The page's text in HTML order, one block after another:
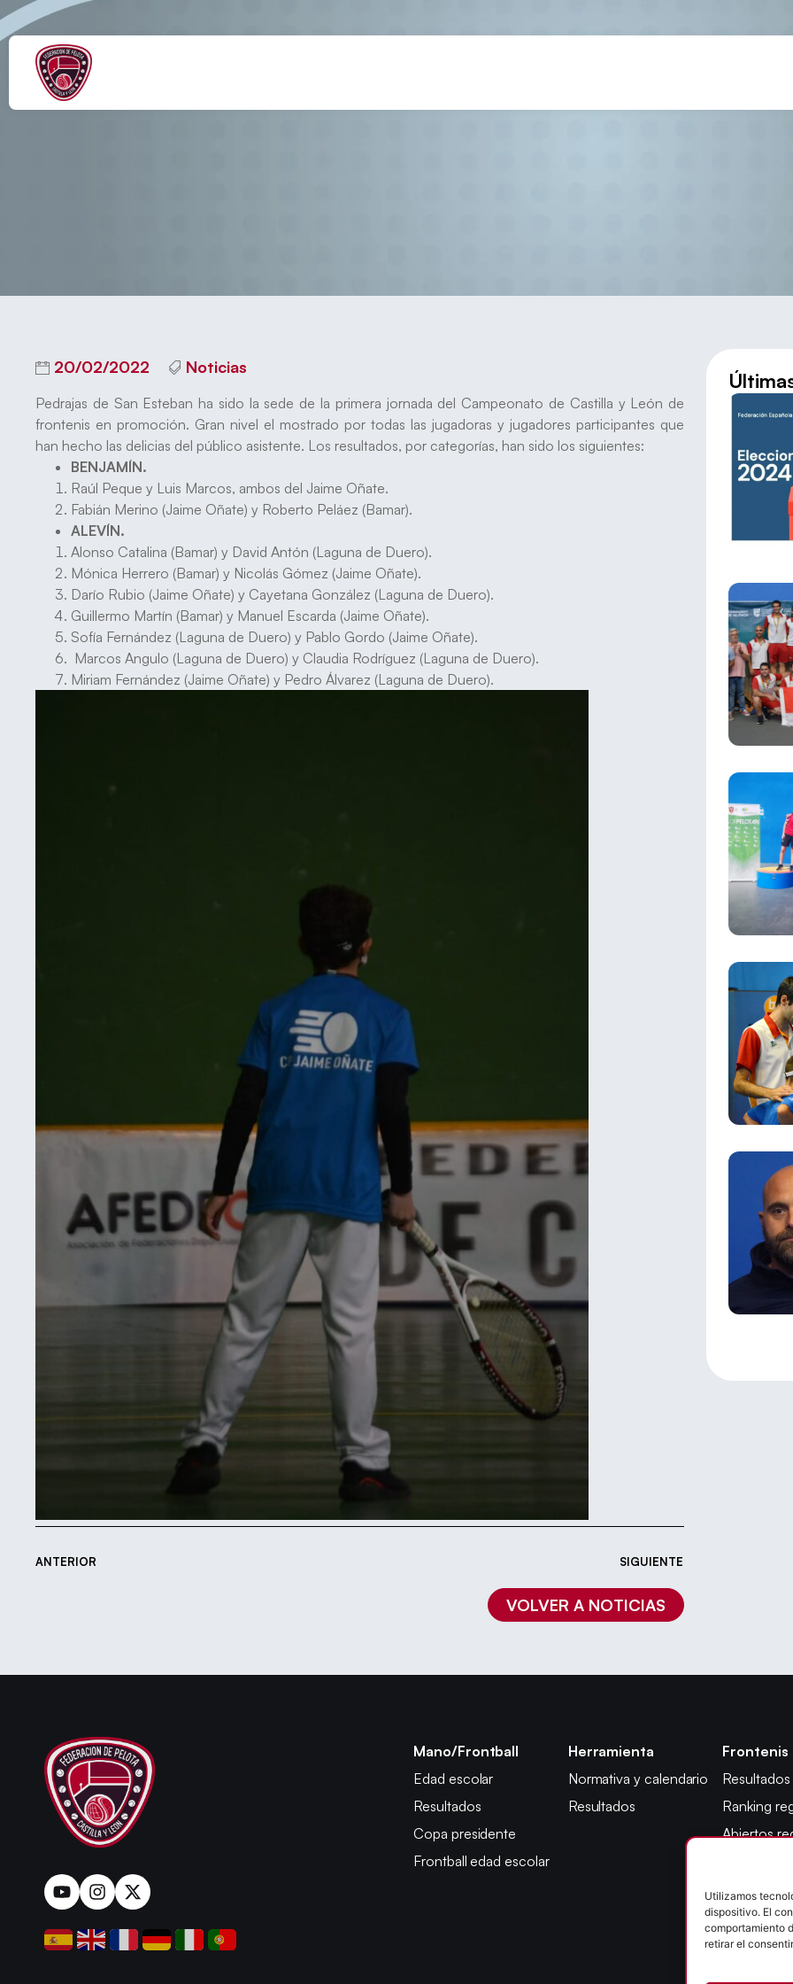
Utilizamos
dispositivo. El
comportamiento
retirar el
20/02/2022 Noticias
Pedrajas de San Esteban ha sido la sede de la primera jornada del Campeonato de Castilla y León de
frontenis en promoción. Gran nivel el mostrado por todas las jugadoras y jugadores participantes que
han hecho las delicias del público asistente. Los resultados, por categorías, han sido los siguientes:
BENJAMÍN.
Raúl Peque y Luis Marcos, ambos del Jaime Oñate.
Fabián Merino (Jaime Oñate) y Roberto Peláez (Bamar).
ALEVÍN.
Alonso Catalina (Bamar) y David Antón (Laguna de Duero).
Mónica Herrero (Bamar) y Nicolás Gómez (Jaime Oñate).
Darío Rubio (Jaime Oñate) y Cayetana González (Laguna de Duero).
Guillermo Martín (Bamar) y Manuel Escarda (Jaime Oñate).
Sofía Fernández (Laguna de Duero) y Pablo Gordo (Jaime Oñate).
Marcos Angulo (Laguna de Duero) y Claudia Rodríguez (Laguna de Duero).
Miriam Fernández (Jaime Oñate) y Pedro Álvarez (Laguna de Duero).
ANTERIOR SIGUIENTE
VOLVER A NOTICIAS
Mano/Frontball
Edad escolar
Resultados
Copa presidente
Frontball edad escolar
Herramienta
Normativa y calendario
Resultados
Frontenis
Resultados
Ranking
Abiertos
Copa
Abiertos